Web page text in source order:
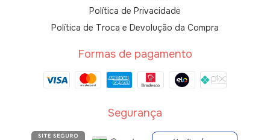
Política de Privacidade
Política de Troca e Devolução da Compra
Formas de pagamento
Segurança